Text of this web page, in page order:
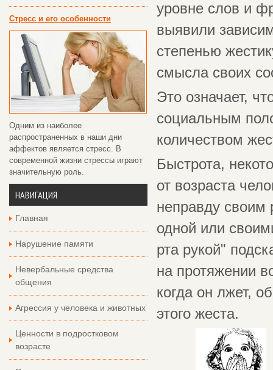
Стресс и его особенности
Одним из наиболее
распространенных в наши дни
аффектов является стресс. В
современной жизни стрессы играют
значительную роль.
НАВИГАЦИЯ
Главная
Нарушение памяти
Невербальные средства
общения
Агрессия у человека и животных
Ценности в подростковом
возрасте
уровне слов и
выявили
степенью
смысла своих
Это означает,
социальным
количеством
Быстрота,
от возраста
неправду своим
одной или
рта рукой"
на протяжении
когда он лжет,
этого жеста.